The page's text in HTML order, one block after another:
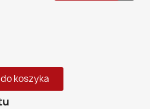
koszyka